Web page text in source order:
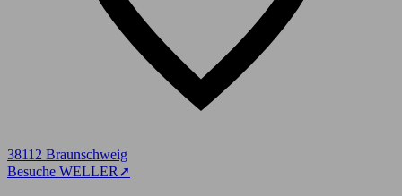
38112 Braunschweig
Besuche WELLER➚